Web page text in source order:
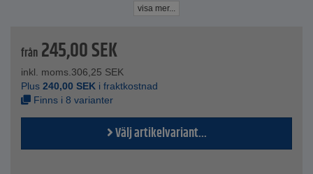
visa mer...
från 245,00SEK
inkl. moms.306,25 SEK
Plus 240,00 SEK i fraktkostnad
Finns i 8 varianter
Välj artikelvariant...